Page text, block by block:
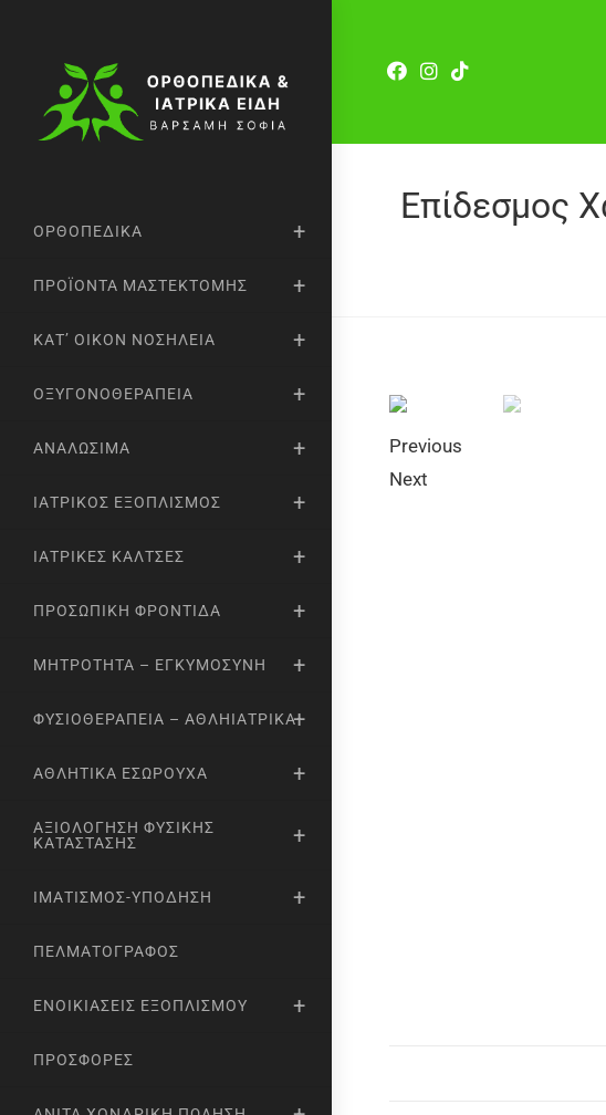
ΟΡΘΟΠΕΔΙΚΆ
ΠΡΟΪΌΝΤΑ ΜΑΣΤΕΚΤΟΜΉΣ
ΚΑΤ’ ΟΊΚΟΝ ΝΟΣΗΛΕΊΑ
ΟΞΥΓΟΝΟΘΕΡΑΠΕΊΑ
ΑΝΑΛΏΣΙΜΑ
ΙΑΤΡΙΚΌΣ ΕΞΟΠΛΙΣΜΌΣ
ΙΑΤΡΙΚΈΣ ΚΆΛΤΣΕΣ
ΠΡΟΣΩΠΙΚΉ ΦΡΟΝΤΊΔΑ
ΜΗΤΡΌΤΗΤΑ – ΕΓΚΥΜΟΣΎΝΗ
ΦΥΣΙΟΘΕΡΑΠΕΊΑ – ΑΘΛΗΙΑΤΡΙΚΆ
ΑΘΛΗΤΙΚΆ ΕΣΏΡΟΥΧΑ
ΑΞΙΟΛΌΓΗΣΗ ΦΥΣΙΚΉΣ
ΚΑΤΆΣΤΑΣΗΣ
ΙΜΑΤΙΣΜΌΣ-ΥΠΌΔΗΣΗ
ΠΕΛΜΑΤΟΓΡΆΦΟΣ
ΕΝΟΙΚΙΆΣΕΙΣ ΕΞΟΠΛΙΣΜΟΎ
ΠΡΟΣΦΟΡΈΣ
Επίδεσμος
Previous
Next